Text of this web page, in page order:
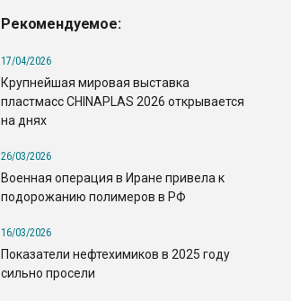
Рекомендуемое:
17/04/2026
Крупнейшая мировая выставка
пластмасс CHINAPLAS 2026 открывается
на днях
26/03/2026
Военная операция в Иране привела к
подорожанию полимеров в РФ
16/03/2026
Показатели нефтехимиков в 2025 году
сильно просели